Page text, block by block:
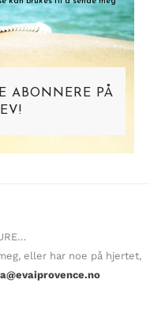
ABONNERE PÅ
eller har noe på hjertet,